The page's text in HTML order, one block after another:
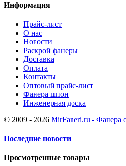
Информация
Прайс-лист
О нас
Новости
Раскрой фанеры
Доставка
Оплата
Контакты
Оптовый прайс-лист
Фанера шпон
Инженерная доска
© 2009 - 2026 MirFaneri.ru - Фанера
Последние новости
Просмотренные товары